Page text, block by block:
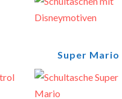
Super Mario